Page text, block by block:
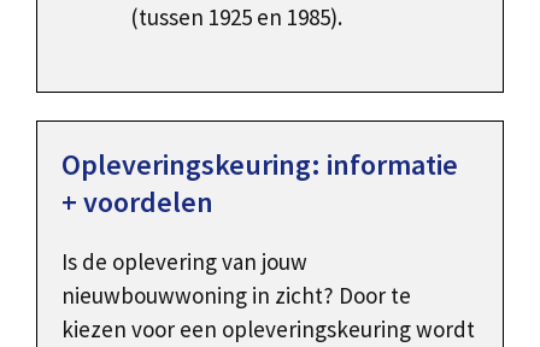
(tussen 1925 en 1985).
Opleveringskeuring: informatie
+ voordelen
Is de oplevering van jouw
nieuwbouwwoning in zicht? Door te
kiezen voor een opleveringskeuring wordt